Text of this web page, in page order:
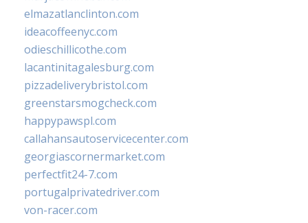
elmazatlanclinton.com
ideacoffeenyc.com
odieschillicothe.com
lacantinitagalesburg.com
pizzadeliverybristol.com
greenstarsmogcheck.com
happypawspl.com
callahansautoservicecenter.com
georgiascornermarket.com
perfectfit24-7.com
portugalprivatedriver.com
von-racer.com